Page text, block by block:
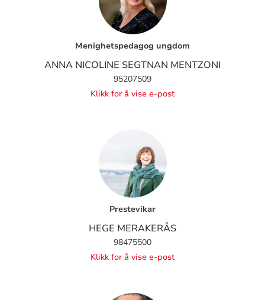
Menighetspedagog ungdom
ANNA NICOLINE SEGTNAN MENTZONI
95207509
Klikk for å vise e-post
Prestevikar
HEGE MERAKERÅS
98475500
Klikk for å vise e-post